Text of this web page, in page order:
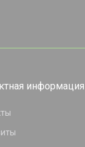
информация